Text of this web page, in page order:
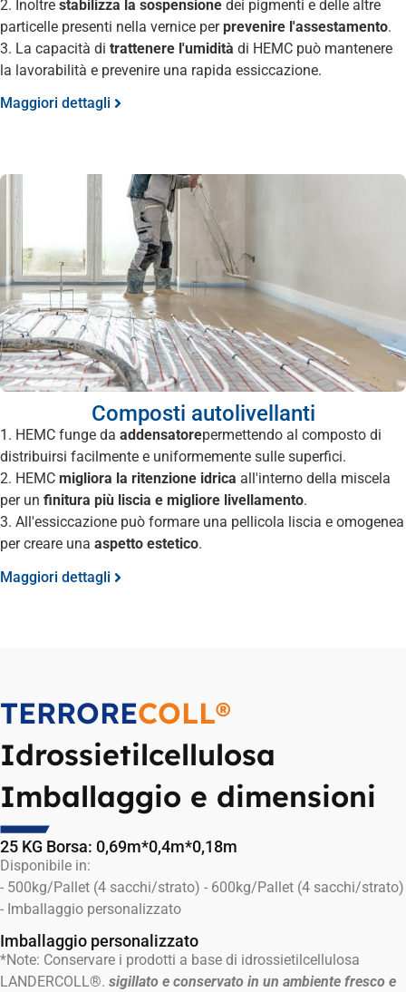
2. Inoltre stabilizza la sospensione dei pigmenti e delle altre
particelle presenti nella vernice perprevenire l'assestamento.
3. La capacità di trattenere l'umidità di HEMC può mantenere
la lavorabilità e prevenire una rapida essiccazione.
Maggiori dettagli
Composti autolivellanti
1. HEMC funge da addensatorepermettendo al composto di
distribuirsi facilmente e uniformemente sulle superfici.
2. HEMC migliora la ritenzione idrica all'interno della miscela
per un finitura più liscia e migliore livellamento.
3. All'essiccazione può formare una pellicola liscia e omogenea
per creare una aspetto estetico.
Maggiori dettagli
TERRORECOLL®
Idrossietilcellulosa
Imballaggio e dimensioni
25 KG Borsa: 0,69m*0,4m*0,18m
Disponibile in:
- 500kg/Pallet (4 sacchi/strato) - 600kg/Pallet (4 sacchi/strato)
- Imballaggio personalizzato
Imballaggio personalizzato
*Note: Conservare i prodotti a base di idrossietilcellulosa
LANDERCOLL®. sigillato e conservato in un ambiente fresco e